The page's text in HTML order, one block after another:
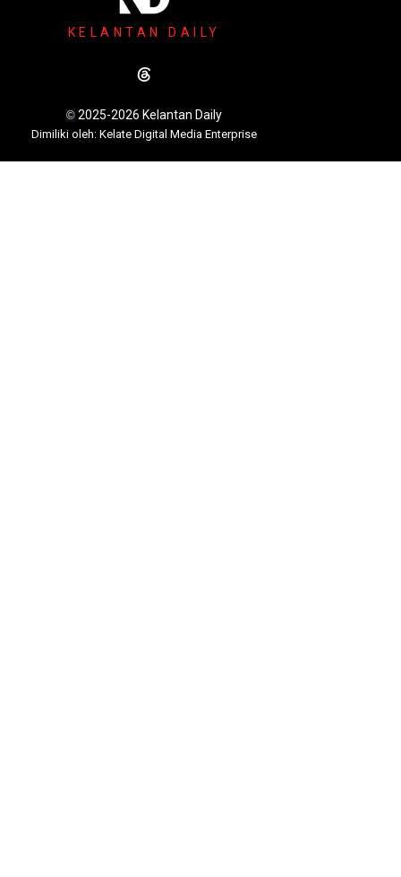
KELANTAN DAILY
© 2025-2026 Kelantan Daily
Dimiliki oleh: Kelate Digital Media Enterprise